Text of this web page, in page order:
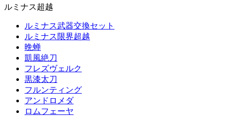
ルミナス超越
ルミナス武器交換セット
ルミナス限界超越
晩蝉
凱風絶刀
フレズヴェルク
黒漆太刀
フルンティング
アンドロメダ
ロムフェーヤ